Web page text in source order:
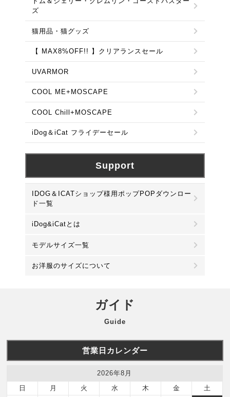
ズ
猫用品・猫グッズ
【 MAX8%OFF!! 】クリアランスセール
UVARMOR
COOL ME+MOSCAPE
COOL Chill+MOSCAPE
iDog＆iCat フライデーセール
Support
IDOG＆ICATショップ様用ポップPOPダウンロー
ド一覧
iDog&iCatとは
モデルサイズ一覧
お洋服のサイズについて
ガイド
Guide
営業日カレンダー
2026年8月
日
月 火 水 木 金
土